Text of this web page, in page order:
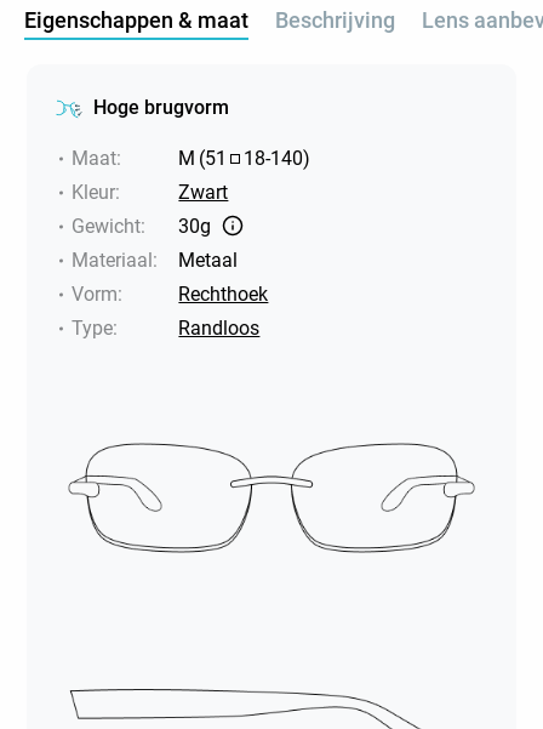
Eigenschappen & maat Beschrijving Lens
Hoge brugvorm
Maat: M (51 18-140)
Kleur:
Zwart
Gewicht:
30g
Materiaal:
Metaal
Vorm:
Rechthoek
Type: Randloos